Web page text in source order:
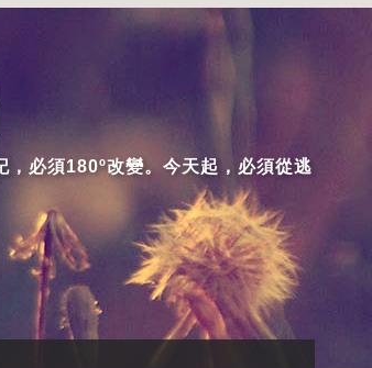
必須180º改變。今天起，必須從逃